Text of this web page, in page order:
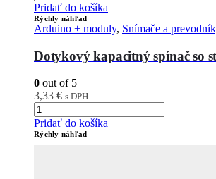
Pridať do košíka
Rýchly náhľad
Arduino + moduly, Snímače a
Dotykový kapacitný spínač so
0 out of 5
3,33 € s DPH
Pridať do košíka
Rýchly náhľad